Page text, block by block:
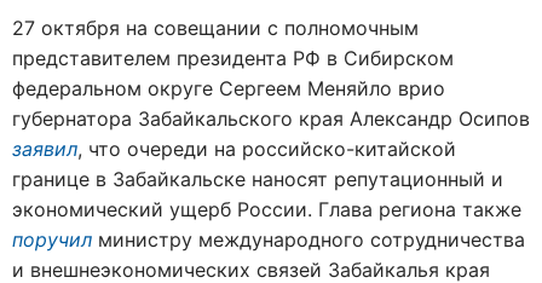
27 октября на совещании с полномочным
представителем президента РФ в Сибирском
федеральном округе Сергеем Меняйло врио
губернатора Забайкальского края Александр Осипов
заявил, что очереди на российско-китайской
границе в Забайкальске наносят репутационный и
экономический ущерб России. Глава региона также
поручил министру международного сотрудничества
и внешнеэкономических связей Забайкалья края